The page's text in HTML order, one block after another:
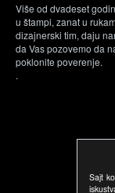
Više od dvadeset
u štampi, zanat u
dizajnerski tim, daju
da Vas pozovemo da
poklonite poverenje.
.
Sajt